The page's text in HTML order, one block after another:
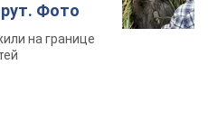
Фото
на границе